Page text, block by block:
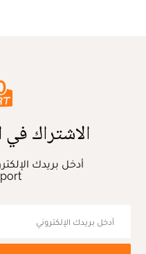
الاشتراك في
أدخل بريدك